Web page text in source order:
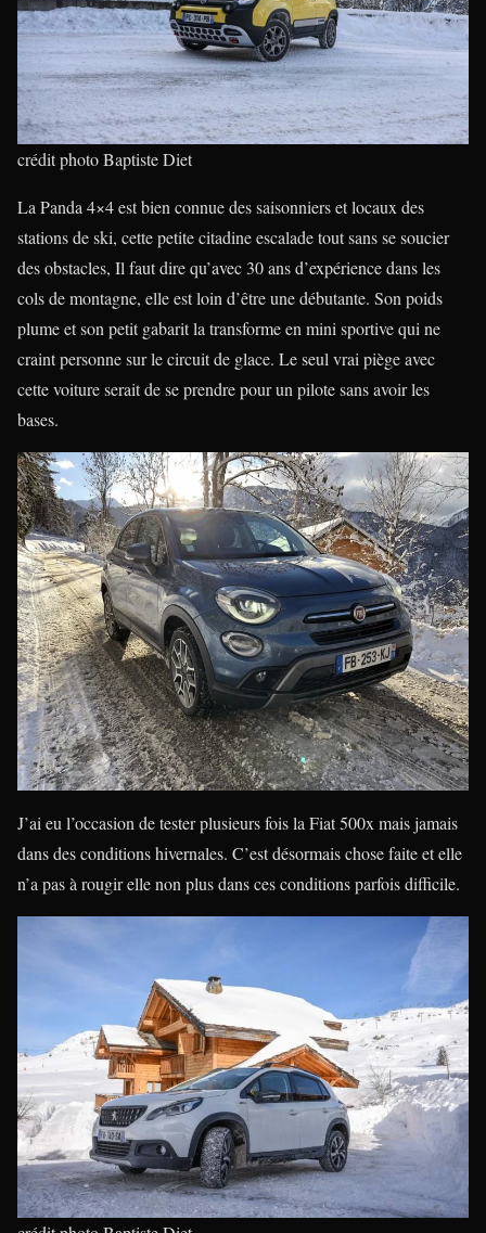
crédit photo Baptiste Diet
La Panda 4×4 est bien connue des saisonniers et locaux des
stations de ski, cette petite citadine escalade tout sans se soucier
des obstacles, Il faut dire qu’avec 30 ans d’expérience dans les
cols de montagne, elle est loin d’être une débutante. Son poids
plume et son petit gabarit la transforme en mini sportive qui ne
craint personne sur le circuit de glace. Le seul vrai piège avec
cette voiture serait de se prendre pour un pilote sans avoir les
bases.
J’ai eu l’occasion de tester plusieurs fois la Fiat 500x mais jamais
dans des conditions hivernales. C’est désormais chose faite et elle
n’a pas à rougir elle non plus dans ces conditions parfois difficile.